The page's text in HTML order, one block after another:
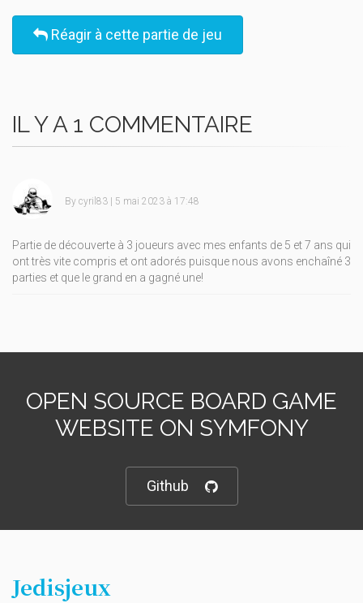
Réagir à cette partie de jeu
IL Y A 1 COMMENTAIRE
By cyril83 | 5 mai 2023 à 17:48
Partie de découverte à 3 joueurs avec mes enfants de 5 et 7 ans qui
ont très vite compris et ont adorés puisque nous avons enchaîné 3
parties et que le grand en a gagné une!
OPEN SOURCE BOARD GAME
WEBSITE ON SYMFONY
Github
Jedisjeux